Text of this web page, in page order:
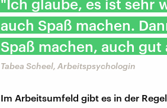
"Ich glaube, es ist sehr
auch Spaß machen.
Spaß machen, auch gut
Tabea Scheel, Arbeitspsychologin
Im Arbeitsumfeld gibt es in der